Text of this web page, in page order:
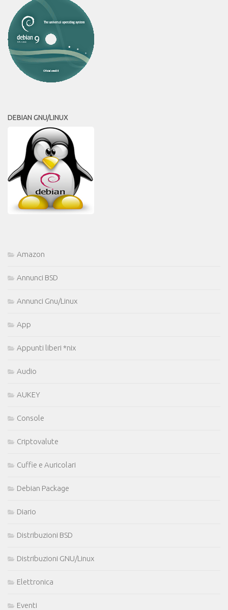
DEBIAN GNU/LINUX
Amazon
Annunci BSD
Annunci Gnu/Linux
App
Appunti liberi *nix
Audio
AUKEY
Console
Criptovalute
Cuffie e Auricolari
Debian Package
Diario
Distribuzioni BSD
Distribuzioni GNU/Linux
Elettronica
Eventi